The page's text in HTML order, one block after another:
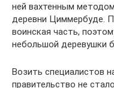
ней вахтенным
деревни Циммербуде.
воинская часть,
небольшой деревушки
Возить специалистов
правительство не